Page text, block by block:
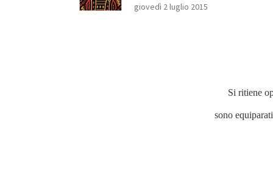
giovedì 2 luglio 2015
Si ritiene
sono